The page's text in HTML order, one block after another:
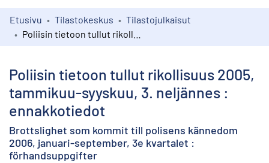
Kokoelmat
Etusivu Tilastokeskus
Tilastojulkaisut
Poliisin tietoon tullut rikollisuus 2005,
tammikuu-syyskuu, 3. neljännes :
ennakkotiedot
Brottslighet som kommit till polisens kännedom
2006, januari-september, 3e kvartalet :
förhandsuppgifter